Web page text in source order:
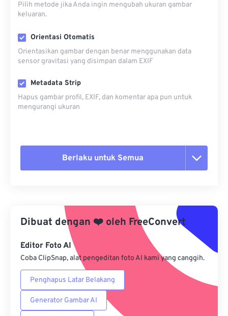
Pilih metode jika Anda ingin mengubah ukuran gambar
keluaran.
Orientasi Otomatis
Orientasikan gambar dengan benar menggunakan data
sensor gravitasi yang disimpan dalam EXIF
Metadata Strip
Hapus gambar profil, EXIF, dan komentar apa pun untuk
mengurangi ukuran
Berlaku untuk Semua
Terapkan dari Preset
Simpan sebagai Preset
Dibuat dengan ❤️ oleh FreeConvert
Editor Foto AI
Coba ClipSnap, alat pengeditan foto AI kami yang canggih.
Penghapus Latar Belakang
Generator Gambar AI